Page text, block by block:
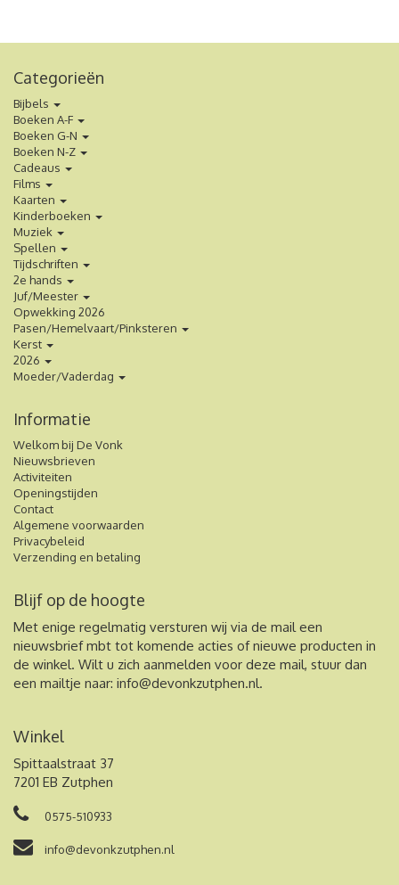
Categorieën
Bijbels
Boeken A-F
Boeken G-N
Boeken N-Z
Cadeaus
Films
Kaarten
Kinderboeken
Muziek
Spellen
Tijdschriften
2e hands
Juf/Meester
Opwekking 2026
Pasen/Hemelvaart/Pinksteren
Kerst
2026
Moeder/Vaderdag
Informatie
Welkom bij De Vonk
Nieuwsbrieven
Activiteiten
Openingstijden
Contact
Algemene voorwaarden
Privacybeleid
Verzending en betaling
Blijf op de hoogte
Met enige regelmatig versturen wij via de mail een
nieuwsbrief mbt tot komende acties of nieuwe producten in
de winkel. Wilt u zich aanmelden voor deze mail, stuur dan
een mailtje naar: info@devonkzutphen.nl.
Winkel
Spittaalstraat 37
7201 EB Zutphen
0575-510933
info@devonkzutphen.nl